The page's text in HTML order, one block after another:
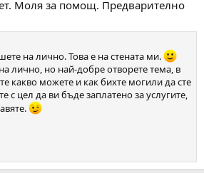
Моля за помощ. Предварително
на лично. Това е на стената ми.
лично, но най-добре отворете тема, в
какво можете и как бихте могили да сте
с цел да ви бъде заплатено за услугите,